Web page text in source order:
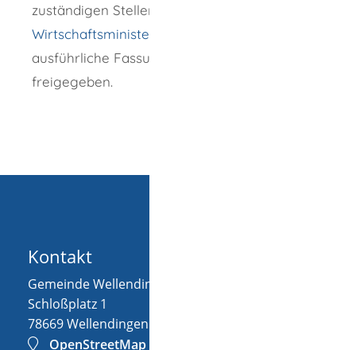
Kontakt
Gemeinde Wellendingen
Schloßplatz 1
78669Wellendingen
OpenStreetMap
zuständigen Stellen. Das
Wirtschaftsministerium
ausführliche Fassung am 05.03.2015
freigegeben.